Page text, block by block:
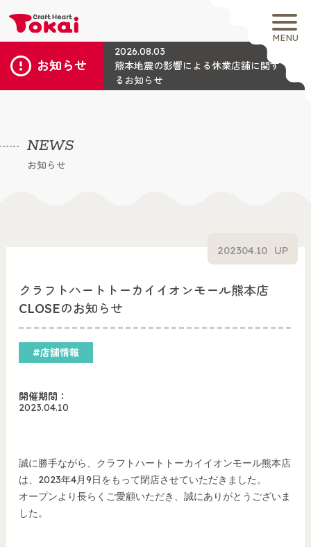
MENU
お知らせ
2026.08.03
熊本地震の影響による休業店舗に関す
るお知らせ
NEWS
お知らせ
クラフトハートトーカイイオンモール熊本店
CLOSEのお知らせ
#店舗情報
202304.10 UP
開催期間：
2023.04.10
誠に勝手ながら、クラフトハートトーカイイオンモール熊本店
は、2023年4月9日をもって閉店させていただきました。
オープンより長らくご愛顧いただき、誠にありがとうございま
した。